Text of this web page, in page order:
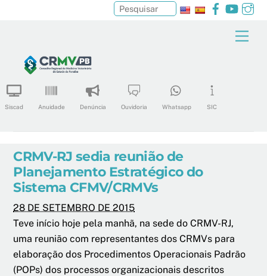
content
Facebook
Siscad Anuidade Denúncia Ouvidoria Whatsapp SIC
Pesquisar
CRMV-RJ sedia reunião de
Planejamento Estratégico do
Sistema CFMV/CRMVs
28 DE SETEMBRO DE 2015
Teve início hoje pela manhã, na sede do CRMV-RJ,
uma reunião com representantes dos CRMVs para
elaboração dos Procedimentos Operacionais Padrão
(POPs) dos processos organizacionais descritos